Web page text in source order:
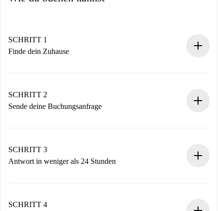
SCHRITT 1
Finde dein Zuhause
Du erhältst alle notwendigen Informationen im Voraus.
SCHRITT 2
Sende deine Buchungsanfrage
Denk daran, dass wir dich erst belasten, wenn der
Vermieter zustimmt.
SCHRITT 3
Antwort in weniger als 24 Stunden
stellen den Kontakt her.
SCHRITT 4